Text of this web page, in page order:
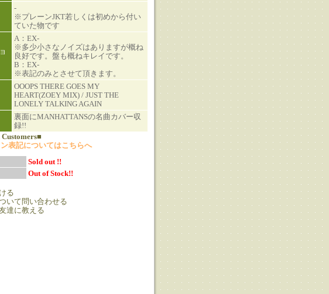
-
※プレーンJKT若しくは初めから付い
ていた物です
A：EX-
※多少小さなノイズはありますが概ね
良好です。盤も概ねキレイです。
B：EX-
※表記のみとさせて頂きます。
OOOPS THERE GOES MY
HEART(ZOEY MIX) / JUST THE
LONELY TALKING AGAIN
裏面にMANHATTANSの名曲カバー収
録!!
表記についてはこちらへ
Sold out !!
Out of Stock!!
る
いて問い合わせる
達に教える